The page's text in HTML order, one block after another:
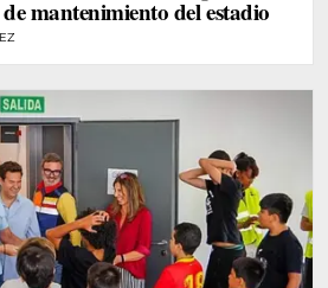
mantenimiento del estadio